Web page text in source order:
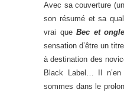
Avec sa couverture
son résumé et sa
vrai queBec et
sensation d’être un
à destination des
Black Label… Il
sommes dans le